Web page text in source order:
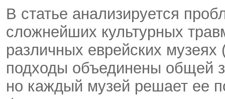
В статье анализируется
сложнейших культурных
различных еврейских
подходы объединены общей
но каждый музей решает ее